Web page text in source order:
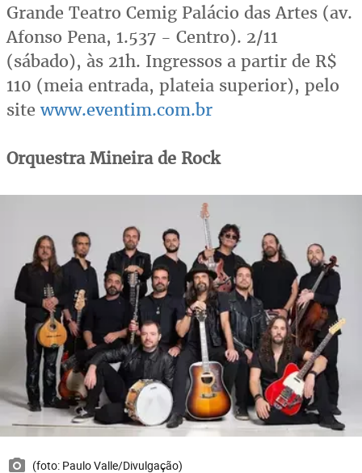
Grande Teatro Cemig Palácio das Artes (av.
Afonso Pena, 1.537 - Centro). 2/11
(sábado), às 21h. Ingressos a partir de R$
110 (meia entrada, plateia superior), pelo
sitewww.eventim.com.br
Orquestra Mineira de Rock
(foto: Paulo Valle/Divulgação)